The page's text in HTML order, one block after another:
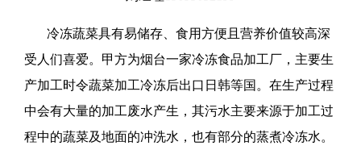
冷冻蔬菜具有易储存、食用方便且营养价值较高深
受人们喜爱。甲方为烟台一家冷冻食品加工厂，主要生
产加工时令蔬菜加工冷冻后出口日韩等国。在生产过程
中会有大量的加工废水产生，其污水主要来源于加工过
程中的蔬菜及地面的冲洗水，也有部分的蒸煮冷冻水。